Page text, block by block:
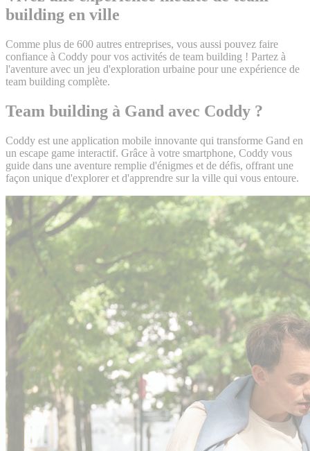
building en ville
Comme plus de 600 autres entreprises, vous aussi pouvez faire
confiance à Coddy pour vos activités de team building ! Partez à
l'aventure avec un jeu d'exploration urbaine pour une expérience de
team building complète.
Team building à Gand avec Coddy ?
Coddy est une application mobile innovante qui transforme Gand en
un escape game interactif. Grâce à votre smartphone, Coddy vous
guide dans une aventure remplie d'énigmes et de défis, offrant une
façon unique d'explorer et d'apprendre sur la ville qui vous entoure.